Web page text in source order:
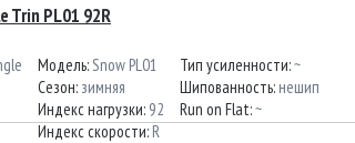
Trin PL01 92R
Модель:Snow PL01
Сезон: зимняя
Индекс нагрузки: 92
Индекс скорости: R
Тип усиленности:~
Шипованность: нешип
Run on Flat:~